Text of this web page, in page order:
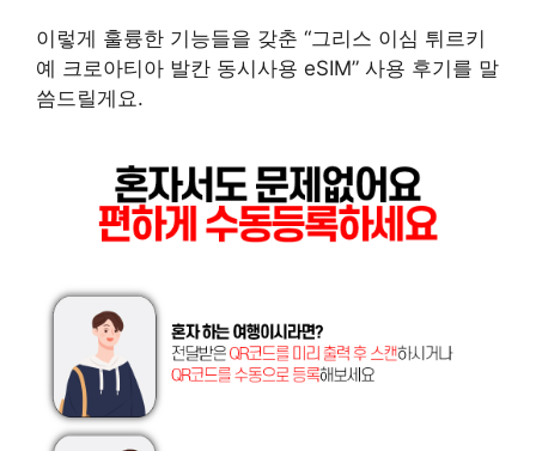
이렇게 훌륭한 기능들을 갖춘 “그리스 이심 튀르키
예 크로아티아 발칸 동시사용 eSIM” 사용 후기를 말
씀드릴게요.